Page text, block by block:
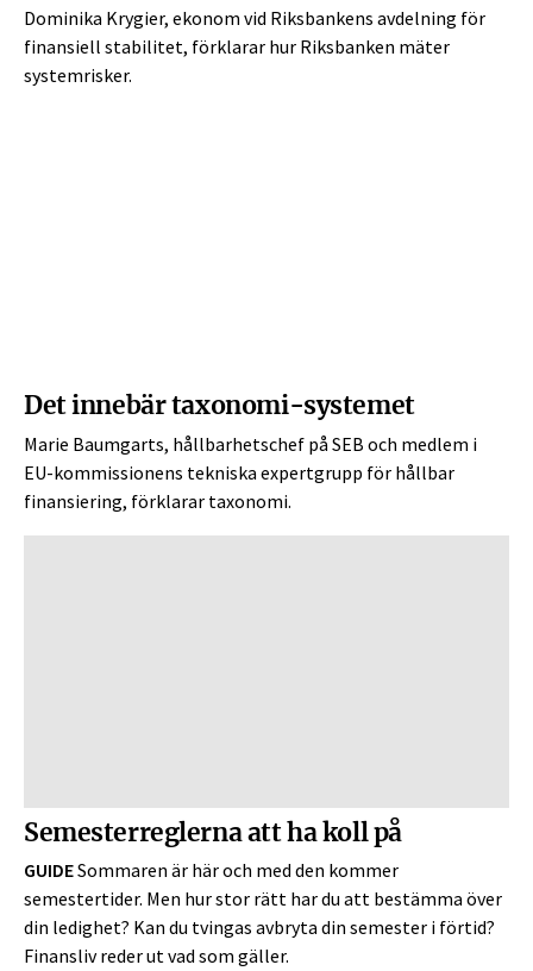
Dominika Krygier, ekonom vid Riksbankens avdelning för
finansiell stabilitet, förklarar hur Riksbanken mäter
systemrisker.
Det innebär taxonomi-systemet
Marie Baumgarts, hållbarhetschef på SEB och medlem i
EU-kommissionens tekniska expertgrupp för hållbar
finansiering, förklarar taxonomi.
Semesterreglerna att ha koll på
GUIDESommaren är här och med den kommer
semestertider. Men hur stor rätt har du att bestämma över
din ledighet? Kan du tvingas avbryta din semester i förtid?
Finansliv reder ut vad som gäller.